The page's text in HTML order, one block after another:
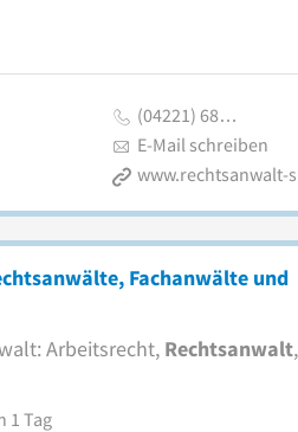
(04221) 68…
E-Mail schreiben
Fachanwälte und
Arbeitsrecht, Rechtsanwalt
1 Tag